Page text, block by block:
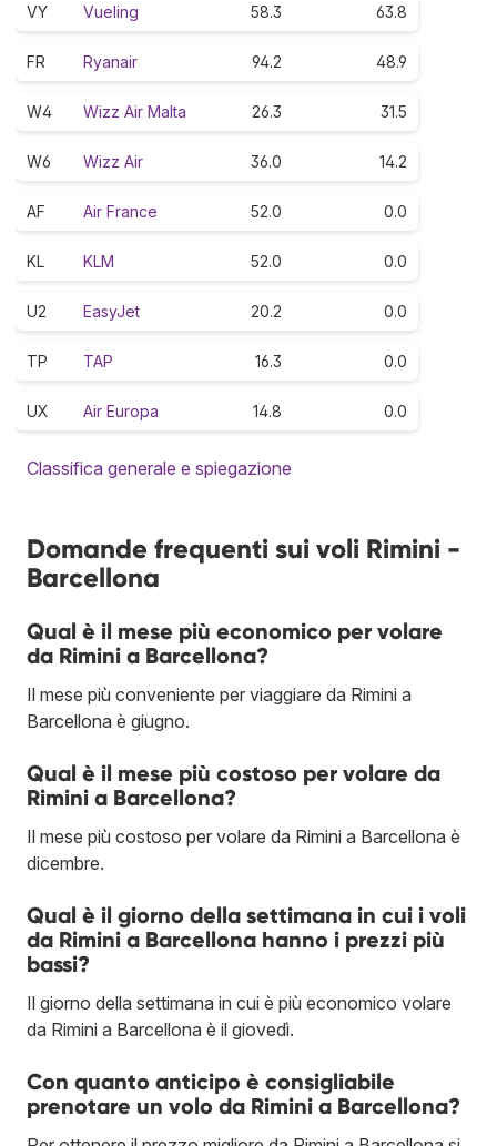
VY Vueling 58.3 63.8
FR Ryanair 94.2 48.9
W4 Wizz Air Malta 26.3 31.5
W6 Wizz Air 36.0 14.2
AF Air France 52.0 0.0
KL KLM 52.0 0.0
U2 EasyJet 20.2 0.0
TP TAP 16.3 0.0
UX Air Europa 14.8 0.0
Classifica generale e spiegazione
Domande frequenti sui voli Rimini -
Barcellona
Qual è il mese più economico per volare
da Rimini a Barcellona?
Il mese più conveniente per viaggiare da Rimini a
Barcellona è giugno.
Qual è il mese più costoso per volare da
Rimini a Barcellona?
Il mese più costoso per volare da Rimini a Barcellona è
dicembre.
Qual è il giorno della settimana in cui i voli
da Rimini a Barcellona hanno i prezzi più
bassi?
Il giorno della settimana in cui è più economico volare
da Rimini a Barcellona è il giovedì.
Con quanto anticipo è consigliabile
prenotare un volo da Rimini a Barcellona?